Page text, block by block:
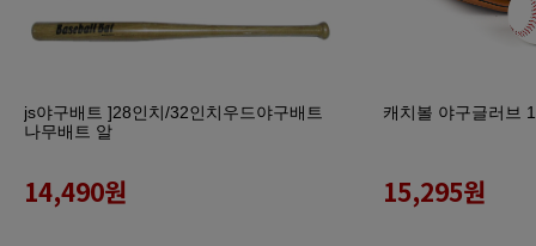
js야구배트 ]28인치/32인치우드야구배트
나무배트 알
14,490원
캐치볼 야구글러브
15,295원